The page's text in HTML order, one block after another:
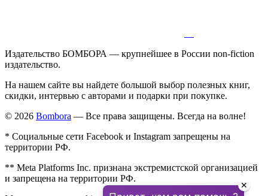
Издательство БОМБОРА — крупнейшее в России non-fiction
издательство.
На нашем сайте вы найдете большой выбор полезных книг,
скидки, интервью с авторами и подарки при покупке.
© 2026 Bombora — Все права защищены. Всегда на волне!
* Социальные сети Facebook и Instagram запрещены на
территории РФ.
** Meta Platforms Inc. признана экстремистской организацией
и запрещена на территории РФ.
✕